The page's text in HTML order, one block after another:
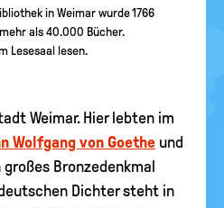
in Weimar wurde 1766
als 40.000 Bücher.
Lesesaal lesen.
Weimar. Hier lebten im
Wolfgang von Goethe und
großes Bronzedenkmal
Dichter steht in